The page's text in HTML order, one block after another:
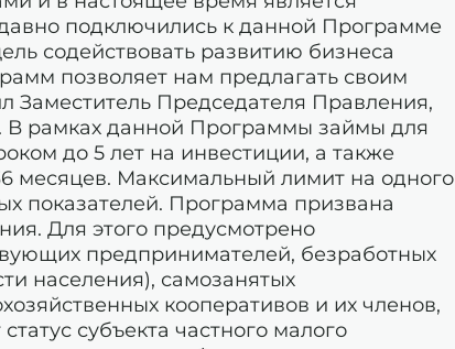
подключились к данной Программе
содействовать развитию бизнеса
позволяет нам предлагать своим
Заместитель Председателя Правления,
рамках данной Программы займы для
до 5 лет на инвестиции, а также
месяцев. Максимальный лимит на одного
показателей. Программа призвана
Для этого предусмотрено
предпринимателей, безработных
населения), самозанятых
кооперативов и их членов,
субъекта частного малого